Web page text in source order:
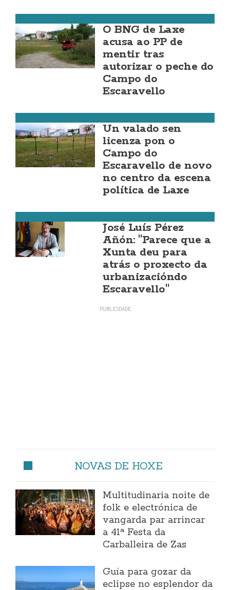
O BNG de Laxe
acusa ao PP de
mentir tras
autorizar o peche do
Campo do
Escaravello
Un valado sen
licenza pon o
Campo do
Escaravello de novo
no centro da escena
política de Laxe
José Luís Pérez
Añón: "Parece que a
Xunta deu para
atrás o proxecto da
urbanizacióndo
Escaravello"
NOVAS DE HOXE
Multitudinaria noite de
folk e electrónica de
vangarda par arrincar
a 41ª Festa da
Carballeira de Zas
Guía para gozar da
eclipse no esplendor da